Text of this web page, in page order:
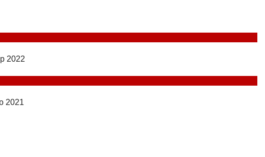
2022
2021